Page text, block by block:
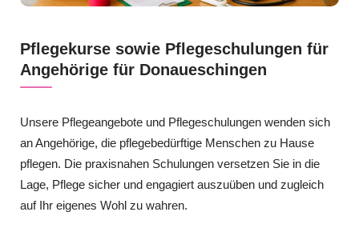
Pflegekurse sowie Pflegeschulungen für
Angehörige für Donaueschingen
Unsere Pflegeangebote und Pflegeschulungen wenden sich
an Angehörige, die pflegebedürftige Menschen zu Hause
pflegen. Die praxisnahen Schulungen versetzen Sie in die
Lage, Pflege sicher und engagiert auszuüben und zugleich
auf Ihr eigenes Wohl zu wahren.